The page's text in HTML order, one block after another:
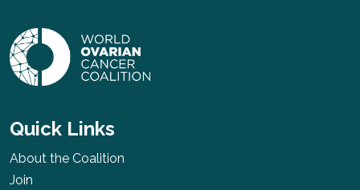
Quick Links
About the Coalition
Join